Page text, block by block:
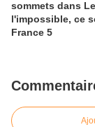
sommets dans
l'impossible, ce
France 5